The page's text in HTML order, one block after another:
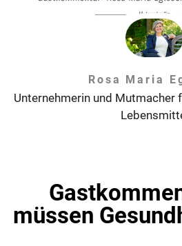
Rosa Maria
Unternehmerin und Mutmacher
müssen